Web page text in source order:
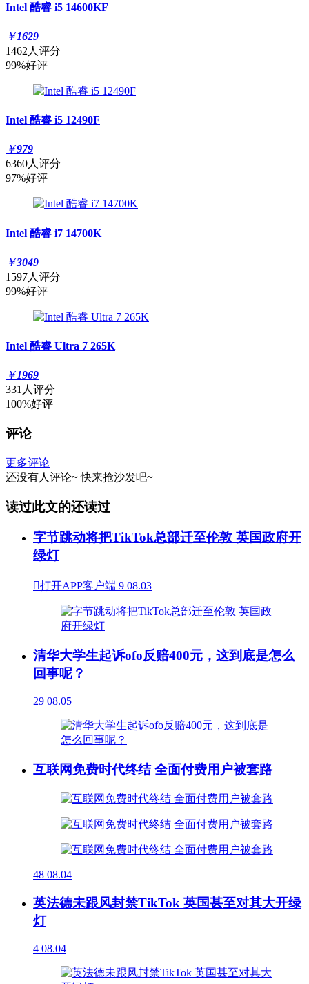
Intel 酷睿 i5 14600KF
￥1629
1462人评分
99%好评
Intel 酷睿 i5 12490F
￥979
6360人评分
97%好评
Intel 酷睿 i7 14700K
￥3049
1597人评分
99%好评
Intel 酷睿 Ultra 7 265K
￥1969
331人评分
100%好评
评论
更多评论
还没有人评论~ 快来抢沙发吧~
读过此文的还读过
字节跳动将把TikTok总部迁至伦敦 英国政府开
绿灯
打开APP客户端 9 08.03
清华大学生起诉ofo反赔400元，这到底是怎么
回事呢？
29 08.05
互联网免费时代终结 全面付费用户被套路
48 08.04
英法德未跟风封禁TikTok 英国甚至对其大开绿
灯
4 08.04